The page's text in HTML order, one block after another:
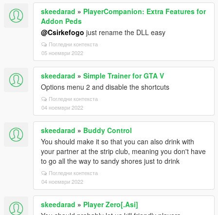
skeedarad » PlayerCompanion: Extra Features for
Addon Peds
@Csirkefogo just rename the DLL easy
Погледни контекста
05 ноември 2022
skeedarad » Simple Trainer for GTA V
Options menu 2 and disable the shortcuts
Погледни контекста
04 ноември 2022
skeedarad » Buddy Control
You should make it so that you can also drink with
your partner at the strip club, meaning you don't have
to go all the way to sandy shores just to drink
Погледни контекста
04 ноември 2022
skeedarad » Player Zero[.Asi]